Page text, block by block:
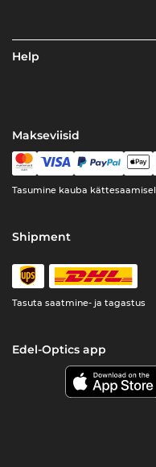
Help
Makseviisid
Tasumine kauba kättesaamisel
Shipment
Tasuta saatmine- ja tagastus
Edel-Optics app